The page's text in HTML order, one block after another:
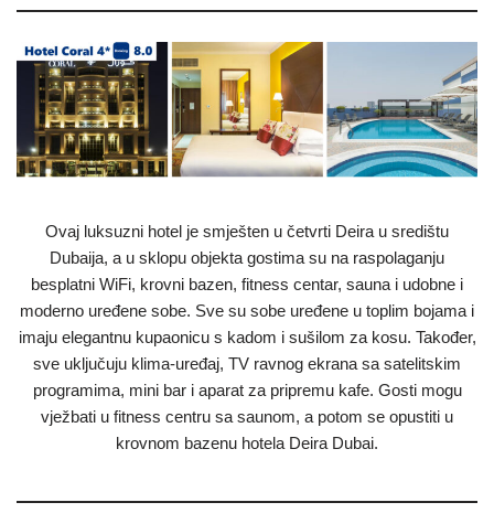
Ovaj luksuzni hotel je smješten u četvrti Deira u središtu
Dubaija, a u sklopu objekta gostima su na raspolaganju
besplatni WiFi, krovni bazen, fitness centar, sauna i udobne i
moderno uređene sobe. Sve su sobe uređene u toplim bojama i
imaju elegantnu kupaonicu s kadom i sušilom za kosu. Također,
sve uključuju klima-uređaj, TV ravnog ekrana sa satelitskim
programima, mini bar i aparat za pripremu kafe. Gosti mogu
vježbati u fitness centru sa saunom, a potom se opustiti u
krovnom bazenu hotela Deira Dubai.